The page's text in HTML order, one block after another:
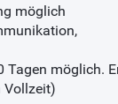
möglich
Tagen möglich.
Vollzeit)